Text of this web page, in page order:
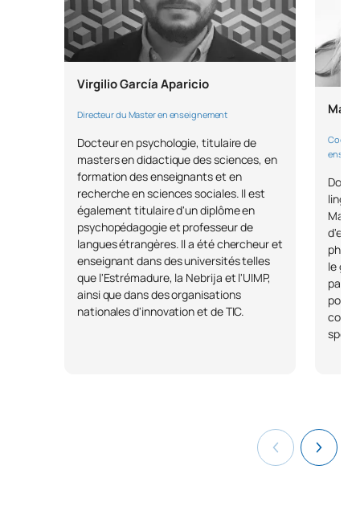
Visite de la Faculté des sciences de l'éducation de l'UAX
à
l'ExE School of Opportunities, un espace qui ouvre ses
portes chaque été pour offrir un environnement
d'apprentissage et de croissance aux étudiants issus de
contextes vulnérables.
Virgilio García Aparicio
Directeur du Master en enseignement
Docteur en psychologie, titulaire de
masters en didactique des sciences, en
formation des enseignants et en
recherche en sciences sociales. Il est
également titulaire d'un diplôme en
psychopédagogie et professeur de
langues étrangères. Il a été chercheur et
enseignant dans des universités telles
que l'Estrémadure, la Nebrija et l'UIMP,
ainsi que dans des organisations
nationales d'innovation et de TIC.
le